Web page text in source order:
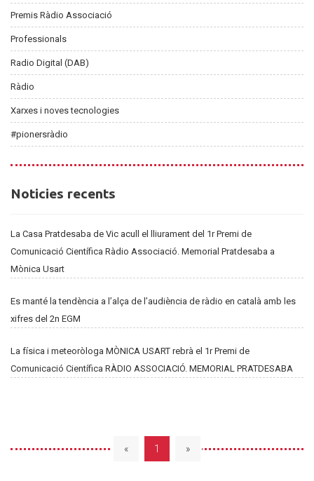
Premis Ràdio Associació
Professionals
Radio Digital (DAB)
Ràdio
Xarxes i noves tecnologies
#pionersràdio
Noticies
Noticies recents
La Casa Pratdesaba de Vic acull el lliurament del 1r Premi de
Comunicació Científica Ràdio Associació. Memorial Pratdesaba a
Mònica Usart
Es manté la tendència a l’alça de l’audiència de ràdio en català amb les
xifres del 2n EGM
La física i meteoròloga MÒNICA USART rebrà el 1r Premi de
Comunicació Científica RÀDIO ASSOCIACIÓ. MEMORIAL PRATDESABA
« 1 »